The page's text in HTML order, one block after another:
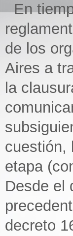
En
de los
Aires a
la
cuestión,
etapa
Desde el
decreto